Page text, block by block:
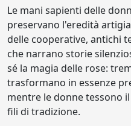
Le mani sapienti delle
preservano l'eredità
delle cooperative, antichi
che narrano storie
sé la magia delle rose:
trasformano in essenze
mentre le donne tessono
fili di tradizione.